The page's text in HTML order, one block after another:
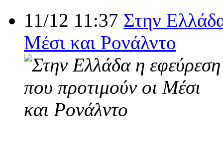
11/12 11:37 Στην
Μέσι και Ρονάλντο